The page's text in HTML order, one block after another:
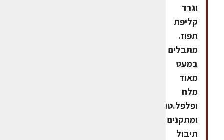
וגרד
קליפת
תפוז.
מתבלים
במעט
מאוד
מלח
ופלפל.טועמים
ומתקנים
תיבול